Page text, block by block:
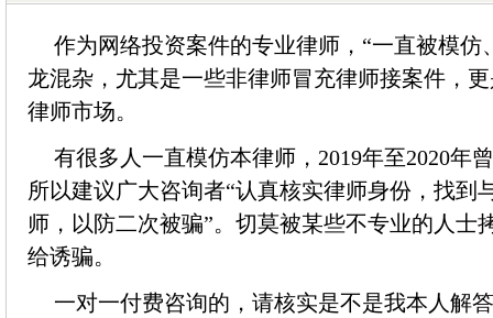
作为网络投资案件的专业律师，“一直被模仿
龙混杂，尤其是一些非律师冒充律师接案件，
律师市场。
有很多人一直模仿本律师，2019年至2020年
所以建议广大咨询者“认真核实律师身份，找到
师，以防二次被骗”。切莫被某些不专业的人士
给诱骗。
一对一付费咨询的，请核实是不是我本人解